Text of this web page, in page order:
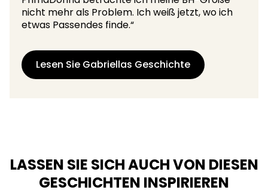
nicht mehr als Problem. Ich weiß jetzt, wo ich
etwas Passendes finde.“
Lesen Sie Gabriellas Geschichte
LASSEN SIE SICH AUCH VON DIESEN
GESCHICHTEN INSPIRIEREN